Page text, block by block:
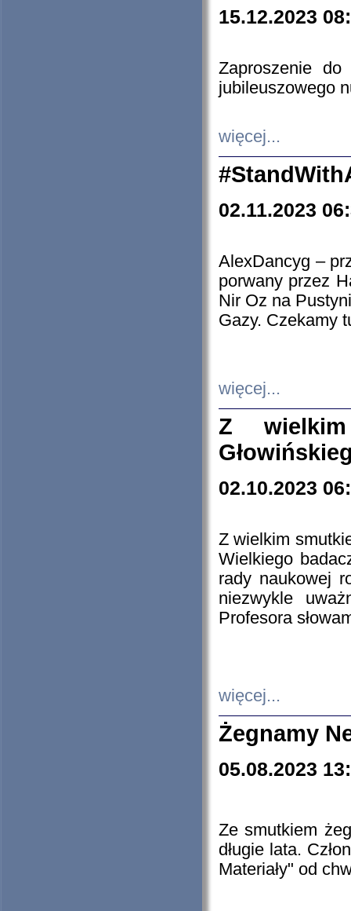
15.12.2023
Zaproszenie do
jubileuszowego
więcej...
02.11.2023
AlexDancyg –
porwany przez
Nir Oz na
Gazy. Czekamy
więcej...
Z
02.10.2023
Z wielkim
Wielkiego
rady naukowej
niezwykle
Profesora
więcej...
Żegnamy
05.08.2023
Ze smutkiem
długie lata.
Materiały" od